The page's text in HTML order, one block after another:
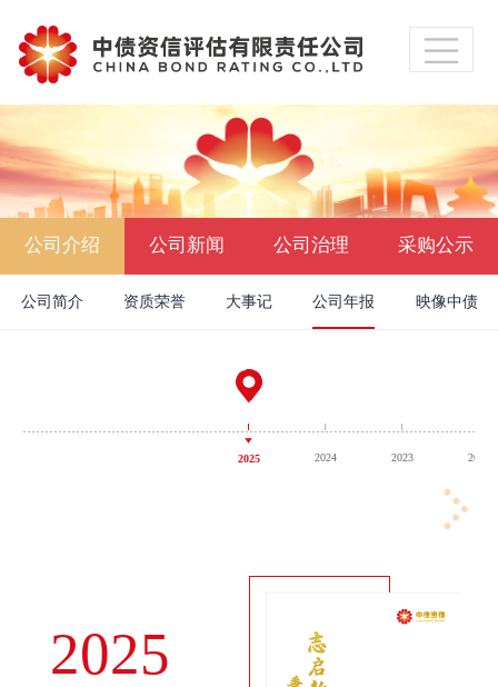
公司介绍 公司新闻 公司治理 采购公示
公司简介 资质荣誉 大事记 公司年报 映像中债
2025 2024 2023 2022
2025